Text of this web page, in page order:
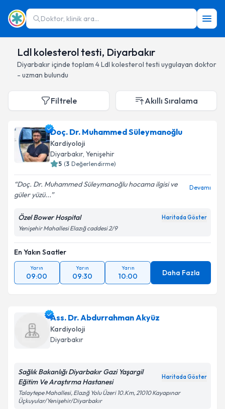
Doktor, klinik ara...
Ldl kolesterol testi, Diyarbakır
Diyarbakıriçinde toplam 4Ldl kolesterol testi uygulayan doktor
- uzman bulundu
Filtrele Akıllı Sıralama
Doç. Dr. Muhammed Süleymanoğlu
Kardiyoloji
Diyarbakır, Yenişehir
5 (3 Değerlendirme)
Doç. Dr. Muhammed Süleymanoğlu hocama ilgisi ve
güler yüzü...
Devamı
Özel Bower Hospital Haritada Göster
Yenişehir Mahallesi Elazığ caddesi 2/9
En Yakın Saatler
Yarın
09:00
Yarın
09:30
Yarın
10:00 Daha Fazla
Ass. Dr. Abdurrahman Akyüz
Kardiyoloji
Diyarbakır
Sağlık Bakanlığı Diyarbakır Gazi Yaşargil
Eğitim Ve Araştırma Hastanesi
Haritada Göster
Talaytepe Mahallesi, Elazığ Yolu Üzeri 10.Km, 21010 Kayapınar
Üçkuyular/Yenişehir/Diyarbakır